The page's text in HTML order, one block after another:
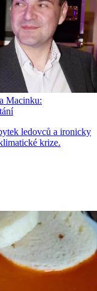
Macinku:
ledovců a ironicky
krize.